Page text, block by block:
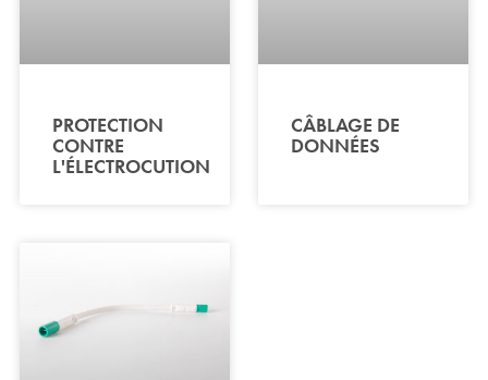
PROTECTION
CONTRE
L'ÉLECTROCUTION
CÂBLAGE DE
DONNÉES